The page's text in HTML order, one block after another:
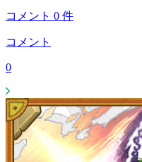
コメント 0 件
コメント
0